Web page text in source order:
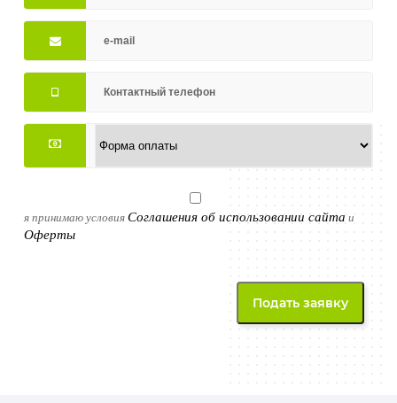
я принимаю условияСоглашения об использовании сайта и
Оферты